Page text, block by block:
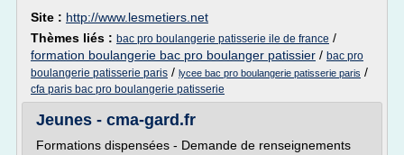
Site : http://www.lesmetiers.net
Thèmes liés : bac pro boulangerie patisserie ile de france /
formation boulangerie bac pro boulanger patissier / bac pro
boulangerie patisserie paris / lycee bac pro boulangerie patisserie paris /
cfa paris bac pro boulangerie patisserie
Jeunes - cma-gard.fr
Formations dispensées - Demande de renseignements